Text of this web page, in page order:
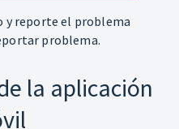
y reporte el problema
problema.
la aplicación